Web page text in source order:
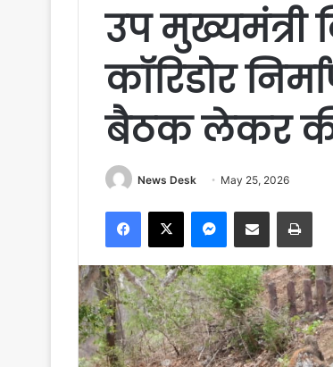
उप मुख्यमंत्री
कॉरिडोर
बैठक लेकर की
News Desk May 25, 2026
Facebook
X Messenger
Share via Email Print